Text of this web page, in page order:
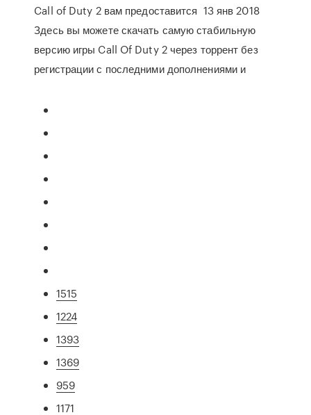
Call of Duty 2 вам предоставится 13 янв 2018
Здесь вы можете скачать самую стабильную
версию игры Call Of Duty 2 через торрент без
регистрации с последними дополнениями и
1515
1224
1393
1369
959
1171